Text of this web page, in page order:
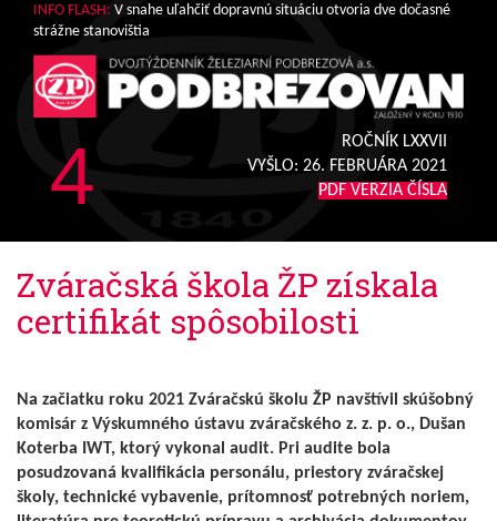
INFO FLASH: V snahe uľahčiť dopravnú situáciu otvoria dve dočasné
strážne stanovištia
4
ROČNÍK LXXVII
VYŠLO: 26. FEBRUÁRA 2021
PDF VERZIA ČÍSLA
Zváračská škola ŽP získala
certifikát spôsobilosti
Na začiatku roku 2021 Zváračskú školu ŽP navštívil skúšobný
komisár z Výskumného ústavu zváračského z. z. p. o., Dušan
Koterba IWT, ktorý vykonal audit. Pri audite bola
posudzovaná kvalifikácia personálu, priestory zváračskej
školy, technické vybavenie, prítomnosť potrebných noriem,